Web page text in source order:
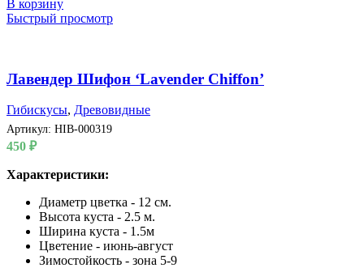
В корзину
Быстрый просмотр
Лавендер Шифон ‘Lavender Chiffon’
Гибискусы, Древовидные
Артикул: HIB-000319
450 ₽
Характеристики:
Диаметр цветка - 12 см.
Высота куста - 2.5 м.
Ширина куста - 1.5м
Цветение - июнь-август
Зимостойкость - зона 5-9